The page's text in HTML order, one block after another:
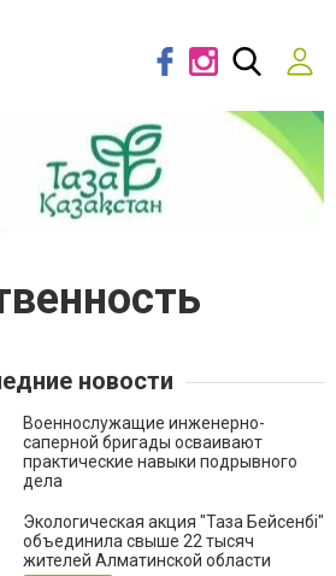
новости
Военнослужащие инженерно-
саперной бригады осваивают
практические навыки подрывного
дела
Экологическая акция "Таза Бейсенбі"
объединила свыше 22 тысяч
жителей Алматинской области